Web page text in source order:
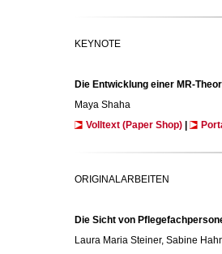
KEYNOTE
Die Entwicklung einer MR-
Maya Shaha
Volltext (Paper Shop)
ORIGINALARBEITEN
Die Sicht von
Laura Maria Steiner, Sabine